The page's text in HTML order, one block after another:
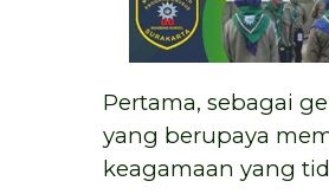
Pertama, sebagai
yang berupaya
keagamaan yang